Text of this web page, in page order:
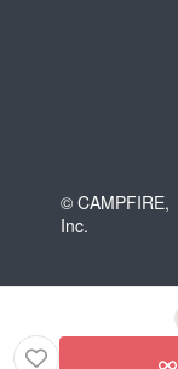
© CAMPFIRE,
Inc.